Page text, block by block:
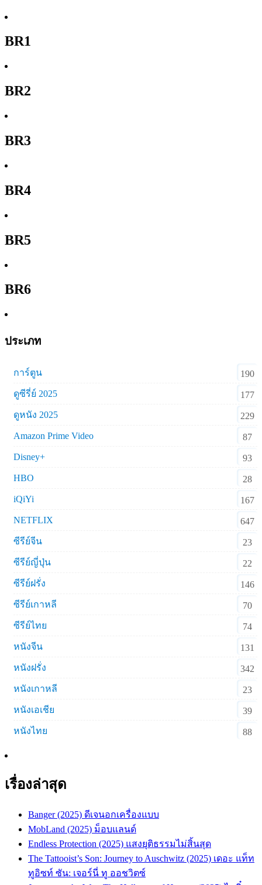
BR1
BR2
BR3
BR4
BR5
BR6
ประเภท
การ์ตูน
190
ดูซีรี่ย์ 2025
177
ดูหนัง 2025
229
Amazon Prime Video
87
Disney+
93
HBO
28
iQiYi
167
NETFLIX
647
ซีรีย์จีน
23
ซีรีย์ญี่ปุ่น
22
ซีรีย์ฝรั่ง
146
ซีรีย์เกาหลี
70
ซีรีย์ไทย
74
หนังจีน
131
หนังฝรั่ง
342
หนังเกาหลี
23
หนังเอเชีย
39
หนังไทย
88
เรื่องล่าสุด
Banger (2025) ดีเจนอกเครื่องแบบ
MobLand (2025) ม็อบแลนด์
Endless Protection (2025) แสงยุติธรรมไม่สิ้นสุด
The Tattooist’s Son: Journey to Auschwitz (2025) เดอะ แท็ท
ทูอิซท์ ซัน: เจอร์นี่ ทู ออชวิตซ์